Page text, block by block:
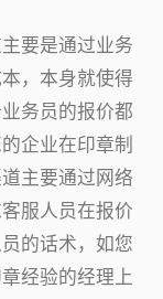
要是通过业务
，本身就使得
务员的报价都
企业在印章制
主要通过网络
服人员在报价
的话术，如您
经验的经理上